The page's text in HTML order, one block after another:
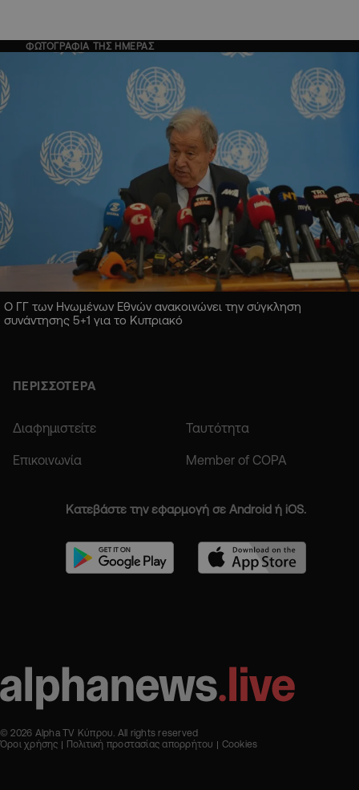
ΦΩΤΟΓΡΑΦΙΑ ΤΗΣ ΗΜΕΡΑΣ
Ο ΓΓ των Ηνωμένων Εθνών ανακοινώνει την σύγκληση
συνάντησης 5+1 για το Κυπριακό
ΠΕΡΙΣΣΟΤΕΡΑ
Διαφημιστείτε Ταυτότητα
Επικοινωνία Member of COPA
Κατεβάστε την εφαρμογή σε Android ή iOS.
© 2026 Alpha TV Κύπρου. All rights reserved
Όροι χρήσης
Πολιτική προστασίας απορρήτου Cookies